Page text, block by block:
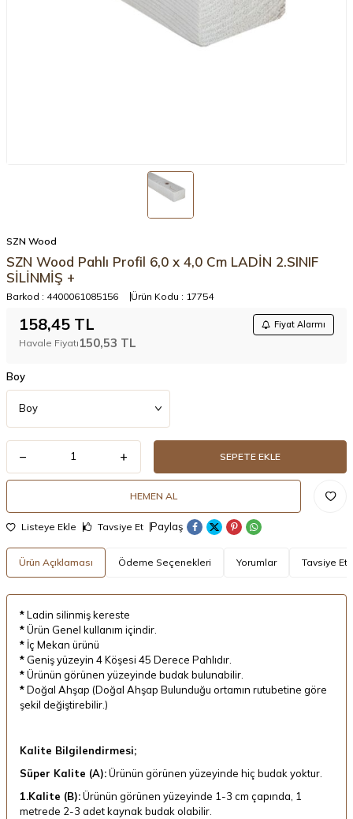
SZN Wood
SZN Wood Pahlı Profil 6,0 x 4,0 Cm LADİN 2.SINIF
SİLİNMİŞ +
Barkod : 4400061085156 Ürün Kodu : 17754
158,45 TL Fiyat Alarmı
Havale Fiyatı 150,53 TL
Boy
SEPETE EKLE
HEMEN AL
Listeye Ekle Tavsiye Et Paylaş
Ürün Açıklaması Ödeme Seçenekleri Yorumlar Tavsiye Et
*Ladin silinmiş kereste
*Ürün Genel kullanım içindir.
* İç Mekan ürünü
* Geniş yüzeyin 4 Köşesi 45 Derece Pahlıdır.
*Ürünün görünen yüzeyinde budak bulunabilir.
*Doğal Ahşap (Doğal Ahşap Bulunduğu ortamın rutubetine göre
şekil değiştirebilir.)
Kalite Bilgilendirmesi;
Süper Kalite (A):Ürünün görünen yüzeyinde hiç budak yoktur.
1.Kalite (B):Ürünün görünen yüzeyinde 1-3 cm çapında, 1
metrede 2-3 adet kaynak budak olabilir.